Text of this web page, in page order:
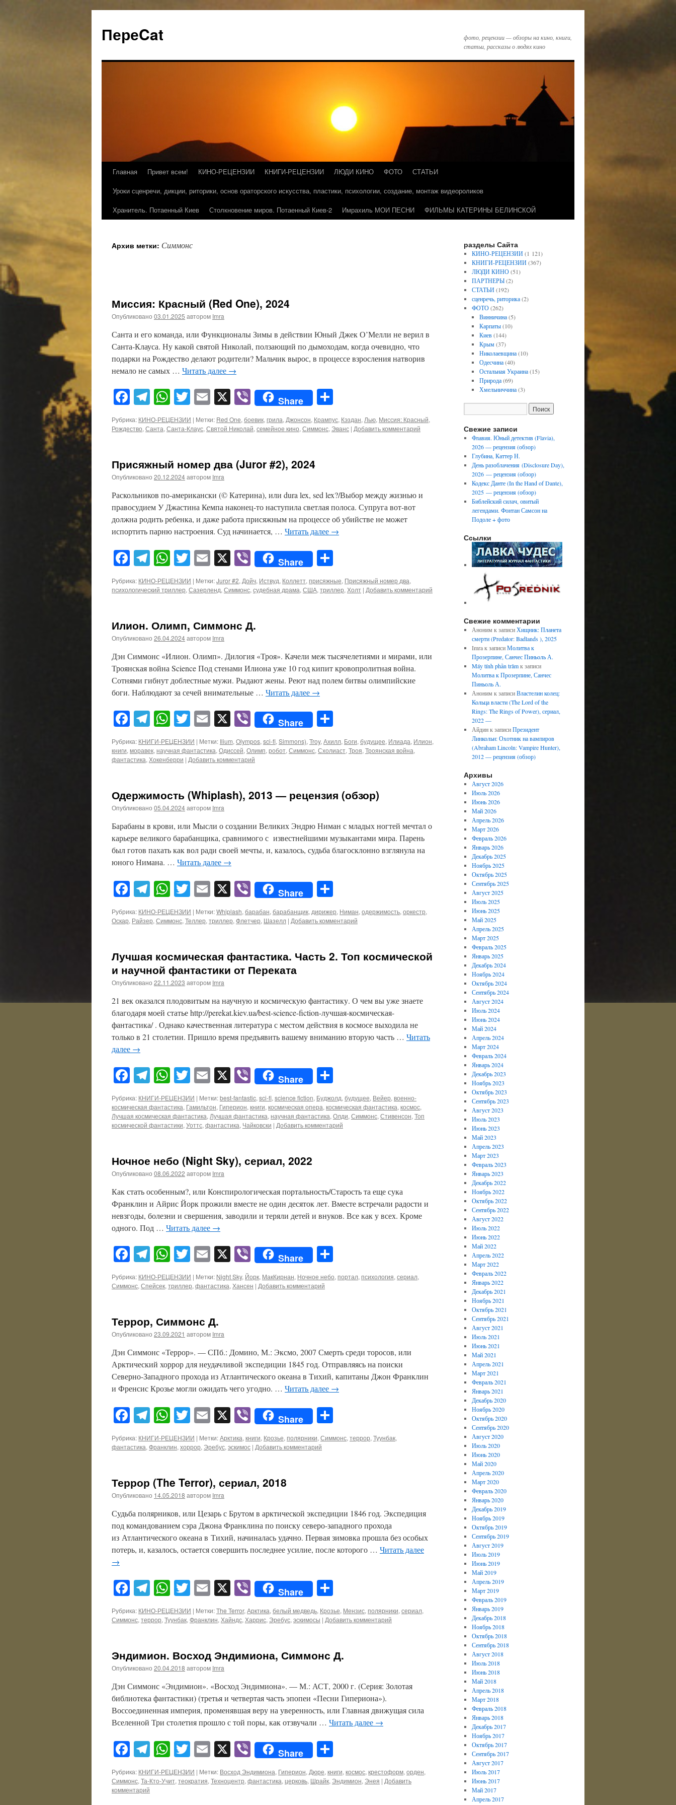
ПереCat
фото, рецензии — обзоры на кино, книги,
статьи, рассказы о людях кино
Главная Привет всем! КИНО-РЕЦЕНЗИИ КНИГИ-РЕЦЕНЗИИ ЛЮДИ КИНО ФОТО
СТАТЬИ
Уроки сценречи, дикции, риторики, основ ораторского искусства, пластики, психологии, создание, монтаж видеороликов
Хранитель. Потаенный Киев
Столкновение миров. Потаенный Киев-2 Имрахиль МОИ ПЕСНИ ФИЛЬМЫ КАТЕРИНЫ БЕЛИНСКОЙ
Архив метки: Симмонс
Миссия: Красный (Red One), 2024
Опубликовано 03.01.2025 автором Imra
Санта и его команда, или Функционалы Зимы в действии Юный Джек О’Мелли не верил в
Санта-Клауса. Ну какой святой Николай, ползающий по дымоходам, когда очевидно, что
подарки на Рождество делают родители? Мальчик вырос, в процессе взросления натворив
немало не самых … Читать далее →
Facebook
Telegram
WhatsApp
Twitter
Email
X ViberShare
Рубрика: КИНО-РЕЦЕНЗИИ | Метки: Red One,боевик,грила,Джонсон, Крампус, Кэздан,Лью, Миссия: Красный,
Рождество,Санта,Санта-Клаус,Святой Николай,семейное кино,Симмонс, Эванс | Добавить комментарий
Присяжный номер два (Juror #2), 2024
Опубликовано 20.12.2024автором Imra
Раскольников по-американски (© Катерина), или dura lex, sed lex?/Выбор между жизнью и
правосудием У Джастина Кемпа наконец-то наступила светлая полоса. Супруга вот-вот
должна родить ребенка, и даже работа присяжным на процессе об убийстве не может
испортить парню настроения. Суд начинается, … Читать далее →
Facebook
Telegram
WhatsApp
Twitter
Email
X ViberShare
Рубрика: КИНО-РЕЦЕНЗИИ | Метки:Juror #2, Дойч, Иствуд, Коллетт, присяжные, Присяжный номер два,
психологический триллер, Сазерленд, Симмонс, судебная драма, США, триллер, Холт | Добавить комментарий
Илион. Олимп, Симмонс Д.
Опубликовано 26.04.2024автором Imra
Дэн Симмонс «Илион. Олимп». Дилогия «Троя». Качели меж тысячелетиями и мирами, или
Троянская война Science Под стенами Илиона уже 10 год кипит кровопролитная война.
Сотнями гибнут доблестные мужи. Рыдают жены. Реют над полем битвы олимпийские
боги. Наблюдают за сечей внимательные … Читать далее →
Facebook
Telegram
WhatsApp
Twitter
Email
X ViberShare
Рубрика: КНИГИ-РЕЦЕНЗИИ | Метки: Ilium, Olympos, sci-fi, Simmons), Troy, Ахилл, Боги, будущее, Илиада, Илион,
книги, моравек, научная фантастика, Одиссей, Олимп, робот, Симмонс, Схолиаст, Троя, Троянская война,
фантастика, Хокенберри | Добавить комментарий
Одержимость (Whiplash), 2013 — рецензия (обзор)
Опубликовано 05.04.2024автором Imra
Барабаны в крови, или Мысли о создании Великих Эндрю Ниман с младых ногтей мечтал о
карьере великого барабанщика, сравнимого с известнейшими музыкантами мира. Парень
был готов пахать как вол ради своей мечты, и, казалось, судьба благосклонно взглянула на
юного Нимана. … Читать далее →
Facebook
Telegram
WhatsApp
Twitter
Email
X ViberShare
Рубрика: КИНО-РЕЦЕНЗИИ | Метки:Whiplash, барабан, барабанщик, дирижер, Ниман, одержимость, оркестр,
Оскар, Райзер, Симмонс, Теллер, триллер, Флетчер, Шазелл | Добавить комментарий
Лучшая космическая фантастика. Часть 2. Топ космической
и научной фантастики от Переката
Опубликовано 22.11.2023 автором Imra
21 век оказался плодовитым на научную и космическую фантастику. О чем вы уже знаете
благодаря моей статье http://perekat.kiev.ua/best-science-fiction-лучшая-космическая-
фантастика/ . Однако качественная литература с местом действия в космосе выходила не
только в 21 столетии. Пришло время предъявить вашему вниманию вторую часть … Читать
далее →
Facebook
Telegram
WhatsApp
Twitter
Email
X ViberShare
Рубрика: КНИГИ-РЕЦЕНЗИИ | Метки:best-fantastic, sci-fi, science fiction, Буджолд, будущее, Вейер, военно-
космическая фантастика, Гамильтон, Гиперион, книги, космическая опера, космическая фантастика, космос,
Лучшая космическая фантастика, Лучшая фантастика, научная фантастика, Олди, Симмонс, Стивенсон, Топ
космической фантастики, Уоттс, фантастика, Чайковски | Добавить комментарий
Ночное небо (Night Sky), сериал, 2022
Опубликовано 08.06.2022 автором Imra
Как стать особенным?, или Конспирологическая портальность/Старость та еще сука
Франклин и Айрис Йорк прожили вместе не один десяток лет. Вместе встречали радости и
невзгоды, болезни и свершения, заводили и теряли детей и внуков. Все как у всех. Кроме
одного. Под … Читать далее →
Facebook
Telegram
WhatsApp
Twitter
Email
X ViberShare
Рубрика: КИНО-РЕЦЕНЗИИ | Метки: Night Sky, Йорк, МакКирнан, Ночное небо,портал,психология,сериал,
Симмонс,Спейсек,триллер,фантастика,Хансен | Добавить комментарий
Террор, Симмонс Д.
Опубликовано 23.09.2021 автором Imra
Дэн Симмонс «Террор». — СПб.: Домино, М.: Эксмо, 2007 Смерть среди торосов, или
Арктический хоррор для неудачливой экспедиции 1845 год. Отправляясь на поиски
Северно-Западного прохода из Атлантического океана в Тихий, капитаны Джон Франклин
и Френсис Крозье могли ожидать чего угодно. … Читать далее →
Facebook
Telegram
WhatsApp
Twitter
Email
X ViberShare
Рубрика: КНИГИ-РЕЦЕНЗИИ | Метки:Арктика, книги, Крозье, полярники, Симмонс, террор, Туунбак,
фантастика, Франклин, хоррор, Эребус, эскимос | Добавить комментарий
Террор (The Terror), сериал, 2018
Опубликовано 14.05.2018 автором Imra
Судьба полярников, или Цезарь с Брутом в арктической экспедиции 1846 год. Экспедиция
под командованием сэра Джона Франклина по поиску северо-западного прохода
из Атлантического океана в Тихий, начиналась удачно. Первая зимовка прошла без особых
потерь, и, казалось, остается совершить последнее усилие, после которого … Читать далее
→
Facebook
Telegram
WhatsApp
Twitter
Email
X ViberShare
Рубрика: КИНО-РЕЦЕНЗИИ | Метки:The Terror, Арктика, белый медведь, Крозье, Мензис, полярники, сериал,
Симмонс, террор, Туунбак, Франклин, Хайндс, Харрис, Эребус, эскимосы | Добавить комментарий
Эндимион. Восход Эндимиона, Симмонс Д.
Опубликовано 20.04.2018 автором Imra
Дэн Симмонс «Эндимион». «Восход Эндимиона». — М.: АСТ, 2000 г. (Серия: Золотая
библиотека фантастики) (третья и четвертая часть эпопеи «Песни Гипериона»).
Воссоединенная империя, променявшая веру на уверенность, или Главная движущая сила
Вселенной Три столетия прошло с той поры, как отзвучали … Читать далее →
Facebook
Telegram
WhatsApp
Twitter
Email
X ViberShare
Рубрика: КНИГИ-РЕЦЕНЗИИ | Метки: Восход Эндимиона, Гиперион, Дюре, книги, космос, крестоформ, орден,
Симмонс, Та-Кто-Учит, теократия, Техноцентр, фантастика, церковь, Шрайк, Эндимион, Энея | Добавить
комментарий
разделы Сайта
КИНО-РЕЦЕНЗИИ(1 121)
КНИГИ-РЕЦЕНЗИИ(367)
ЛЮДИ КИНО(51)
ПАРТНЕРЫ(2)
СТАТЬИ(192)
сценречь, риторика(2)
ФОТО(262)
Винничина(5)
Карпаты(10)
Киев(144)
Крым(37)
Николаевщина(10)
Одесчина(40)
Остальная Украина(15)
Природа(69)
Хмельниччина(3)
Свежие записи
Флавия. Юный детектив (Flavia),
2026 — рецензия (обзор)
Глубина, Каттер Н.
День разоблачения (Disclosure Day),
2026 — рецензия (обзор)
Кодекс Данте (In the Hand of Dante),
2025 — рецензия (обзор)
Библейский силач, овитый
легендами. Фонтан Самсон на
Подоле + фото
Ссылки
Свежие комментарии
Аноним к записиХищник: Планета
смерти (Predator: Badlands ), 2025
Imraк записиМолитва к
Прозерпине, Санчес Пиньоль А.
Máy tính phần trămк записи
Молитва к Прозерпине, Санчес
Пиньоль А.
Аноним к записиВластелин колец:
Кольца власти (The Lord of the
Rings: The Rings of Power), сериал,
2022 —
Айдинк записиПрезидент
Линкольн: Охотник на вампиров
(Abraham Lincoln: Vampire Hunter),
2012 — рецензия (обзор)
Архивы
Август 2026
Июль 2026
Июнь 2026
Май 2026
Апрель 2026
Март 2026
Февраль 2026
Январь 2026
Декабрь 2025
Ноябрь 2025
Октябрь 2025
Сентябрь 2025
Август 2025
Июль 2025
Июнь 2025
Май 2025
Апрель 2025
Март 2025
Февраль 2025
Январь 2025
Декабрь 2024
Ноябрь 2024
Октябрь 2024
Сентябрь 2024
Август 2024
Июль 2024
Июнь 2024
Май 2024
Апрель 2024
Март 2024
Февраль 2024
Январь 2024
Декабрь 2023
Ноябрь 2023
Октябрь 2023
Сентябрь 2023
Август 2023
Июль 2023
Июнь 2023
Май 2023
Апрель 2023
Март 2023
Февраль 2023
Январь 2023
Декабрь 2022
Ноябрь 2022
Октябрь 2022
Сентябрь 2022
Август 2022
Июль 2022
Июнь 2022
Май 2022
Апрель 2022
Март 2022
Февраль 2022
Январь 2022
Декабрь 2021
Ноябрь 2021
Октябрь 2021
Сентябрь 2021
Август 2021
Июль 2021
Июнь 2021
Май 2021
Апрель 2021
Март 2021
Февраль 2021
Январь 2021
Декабрь 2020
Ноябрь 2020
Октябрь 2020
Сентябрь 2020
Август 2020
Июль 2020
Июнь 2020
Май 2020
Апрель 2020
Март 2020
Февраль 2020
Январь 2020
Декабрь 2019
Ноябрь 2019
Октябрь 2019
Сентябрь 2019
Август 2019
Июль 2019
Июнь 2019
Май 2019
Апрель 2019
Март 2019
Февраль 2019
Январь 2019
Декабрь 2018
Ноябрь 2018
Октябрь 2018
Сентябрь 2018
Август 2018
Июль 2018
Июнь 2018
Май 2018
Апрель 2018
Март 2018
Февраль 2018
Январь 2018
Декабрь 2017
Ноябрь 2017
Октябрь 2017
Сентябрь 2017
Август 2017
Июль 2017
Июнь 2017
Май 2017
Апрель 2017